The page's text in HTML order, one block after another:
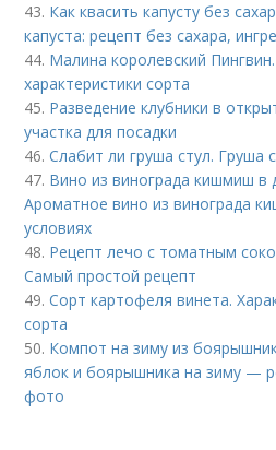
43. Как квасить капусту без
капуста: рецепт без сахара,
44. Малина королевский
характеристики сорта
45. Разведение клубники в
участка для посадки
46.Слабит ли груша стул. Груша
47. Вино из винограда кишмиш в
Ароматное вино из винограда
условиях
48. Рецепт лечо с томатным
Самый простой рецепт
49.Сорт картофеля винета.
сорта
50. Компот на зиму из
яблок и боярышника на зиму —
фото